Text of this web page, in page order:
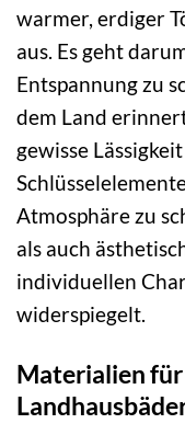
warmer, erdiger
aus. Es geht
Entspannung zu
dem Land
gewisse
Atmosphäre zu
als auch
individuellen
widerspiegelt.
Materialien